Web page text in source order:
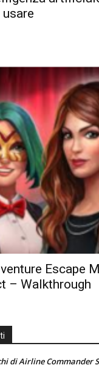
Escape
– Walkthrough
di Airline Commander